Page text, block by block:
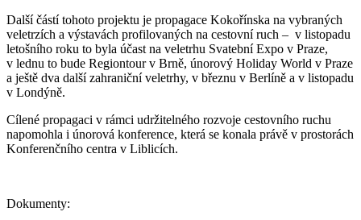
Další částí tohoto projektu je propagace Kokořínska na vybraných
veletrzích a výstavách profilovaných na cestovní ruch – v listopadu
letošního roku to byla účast na veletrhu Svatební Expo v Praze,
v lednu to bude Regiontour v Brně, únorový Holiday World v Praze
a ještě dva další zahraniční veletrhy, v březnu v Berlíně a v listopadu
v Londýně.
Cílené propagaci v rámci udržitelného rozvoje cestovního ruchu
napomohla i únorová konference, která se konala právě v prostorách
Konferenčního centra v Liblicích.
Dokumenty: